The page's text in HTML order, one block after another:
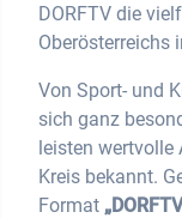
DORFTV die
Oberösterreichs
Von Sport- und
sich ganz
leisten wertvolle
Kreis bekannt.
Format